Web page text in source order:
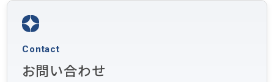
Contact
お問い合わせ